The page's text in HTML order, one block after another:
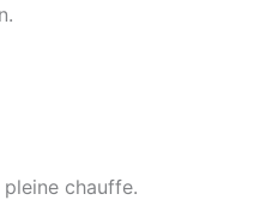
chauffe.